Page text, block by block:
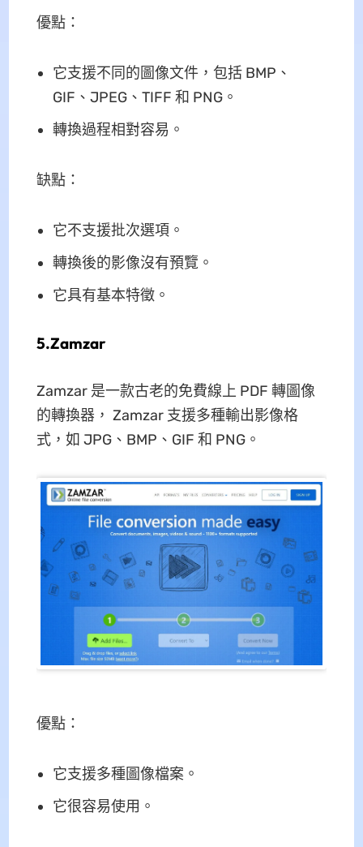
優點：
它支援不同的圖像文件，包括 BMP、
GIF、JPEG、TIFF 和 PNG。
轉換過程相對容易。
缺點：
它不支援批次選項。
轉換後的影像沒有預覽。
它具有基本特徵。
5.Zamzar
Zamzar 是一款古老的免費線上 PDF 轉圖像
的轉換器， Zamzar 支援多種輸出影像格
式，如 JPG、BMP、GIF 和 PNG。
優點：
它支援多種圖像檔案。
它很容易使用。